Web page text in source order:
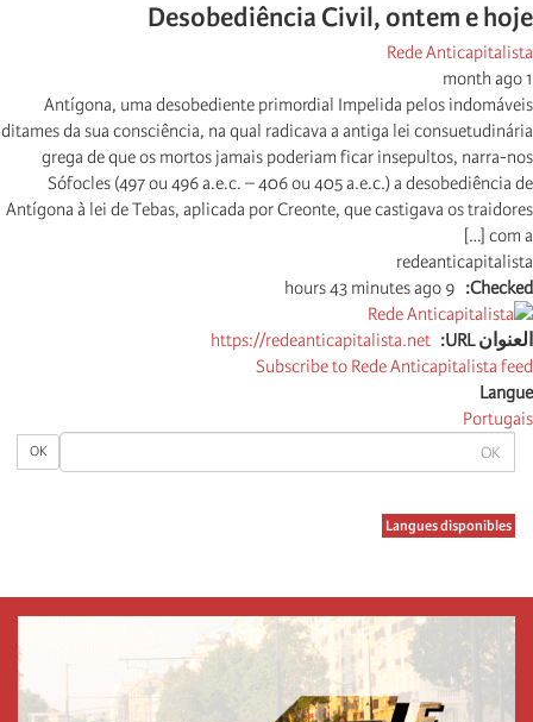
OK
OK
Langues disponibles
Desobediência Civil, ontem e hoje
Rede Anticapitalista
1 month ago
Antígona, uma desobediente primordial Impelida pelos indomáveis
ditames da sua consciência, na qual radicava a antiga lei consuetudinária
grega de que os mortos jamais poderiam ficar insepultos, narra-nos
Sófocles (497 ou 496 a.e.c. – 406 ou 405 a.e.c.) a desobediência de
Antígona à lei de Tebas, aplicada por Creonte, que castigava os traidores
com a […]
redeanticapitalista
Checked
9 hours 43 minutes ago
العنوان URL
https://redeanticapitalista.net
Subscribe to Rede Anticapitalista feed
Langue
Portugais